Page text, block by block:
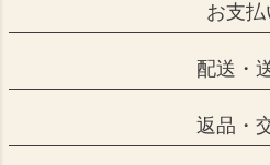
お支払
配送・
返品・